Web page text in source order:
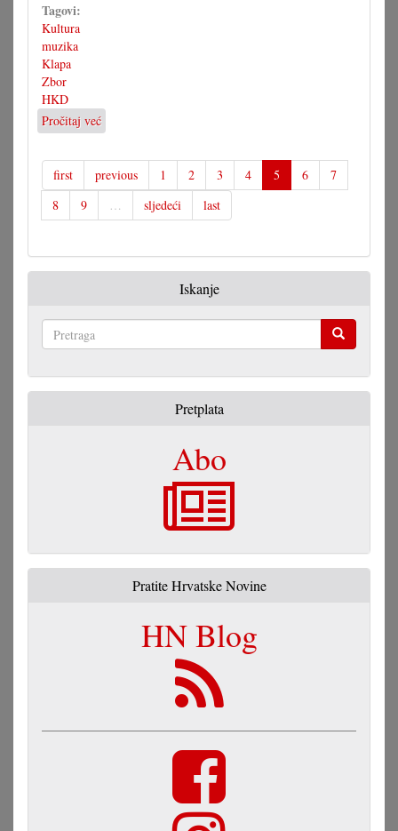
Tagovi:
Kultura
muzika
Klapa
Zbor
HKD
Pročitaj već
13.
festival
klapov
i
zborov
first previous 1 2 3 4 5 6
7
8
9 … sljedeći last
Iskanje
Pretplata
Abo
Pratite Hrvatske Novine
HN Blog